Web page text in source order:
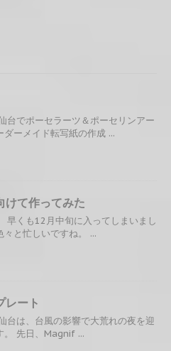
台でポーセラーツ＆ポーセリンアー
ダーメイド転写紙の作成 ...
けて作ってみた
早くも12月中旬に入ってしまいまし
々と忙しいですね。 ...
レート
台は、台風の影響で大荒れの夜を迎
。 先日、Magnif ...